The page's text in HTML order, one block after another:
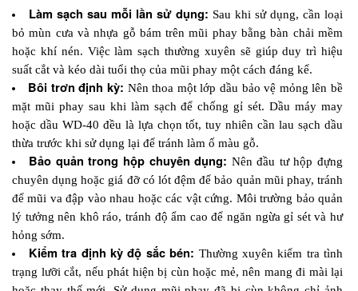
Làm sạch sau mỗi lần sử dụng: Sau khi sử dụng, cần loại
bỏ mùn cưa và nhựa gỗ bám trên mũi phay bằng bàn chải mềm
hoặc khí nén. Việc làm sạch thường xuyên sẽ giúp duy trì hiệu
suất cắt và kéo dài tuổi thọ của mũi phay một cách đáng kể.
Bôi trơn định kỳ: Nên thoa một lớp dầu bảo vệ mỏng lên bề
mặt mũi phay sau khi làm sạch để chống gỉ sét. Dầu máy may
hoặc dầu WD-40 đều là lựa chọn tốt, tuy nhiên cần lau sạch dầu
thừa trước khi sử dụng lại để tránh làm ố màu gỗ.
Bảo quản trong hộp chuyên dụng: Nên đầu tư hộp đựng
chuyên dụng hoặc giá đỡ có lót đệm để bảo quản mũi phay, tránh
để mũi va đập vào nhau hoặc các vật cứng. Môi trường bảo quản
lý tưởng nên khô ráo, tránh độ ẩm cao để ngăn ngừa gỉ sét và hư
hỏng sớm.
Kiểm tra định kỳ độ sắc bén: Thường xuyên kiểm tra tình
trạng lưỡi cắt, nếu phát hiện bị cùn hoặc mẻ, nên mang đi mài lại